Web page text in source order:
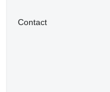
Contact